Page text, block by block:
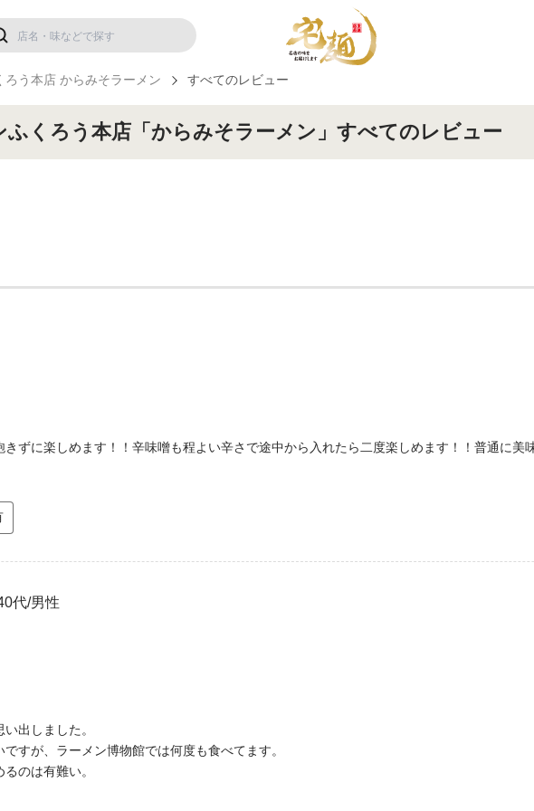
ろう本店 からみそラーメン すべてのレビュー
ふくろう本店「からみそラーメン」すべてのレビュー
ずに楽しめます！！辛味噌も程よい辛さで途中から入れたら二度楽しめます！！普通に美
代/男性
出しました。
すが、ラーメン博物館では何度も食べてます。
のは有難い。